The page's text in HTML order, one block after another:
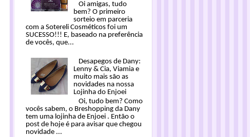
Oi amigas, tudo
bem? O primeiro
sorteio em parceria
com a Sotereli Cosméticos foi um
SUCESSO!!! E, baseado na preferência
de vocês, que...
Desapegos de Dany:
Lenny & Cia, Viamia e
muito mais são as
novidades na nossa
Lojinha do Enjoei
Oi, tudo bem? Como
vocês sabem, o Breshopping da Dany
tem uma lojinha de Enjoei . Então o
post de hoje é para avisar que chegou
novidade ...